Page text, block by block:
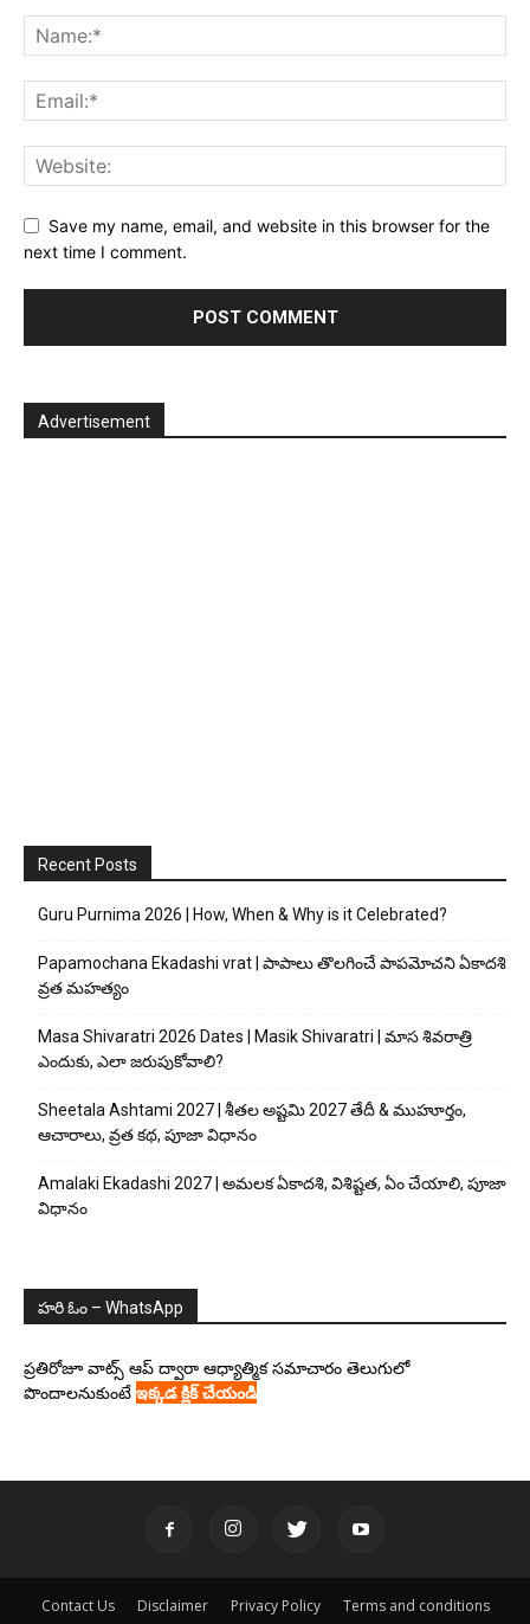
Save my name, email, and website in this browser for the
next time I comment.
Advertisement
Recent Posts
Guru Purnima 2026 | How, When & Why is it Celebrated?
Papamochana Ekadashi vrat | పాపాలు తొలగించే పాపమోచని ఏకాదశి
వ్రత మహత్యం
Masa Shivaratri 2026 Dates | Masik Shivaratri | మాస శివరాత్రి
ఎందుకు, ఎలా జరుపుకోవాలి?
Sheetala Ashtami 2027 | శీతల అష్టమి 2027 తేదీ & ముహూర్తం,
ఆచారాలు, వ్రత కథ, పూజా విధానం
Amalaki Ekadashi 2027 | అమలక ఏకాదశి, విశిష్టత, ఏం చేయాలి, పూజా
విధానం
హరి ఓం – WhatsApp
ప్రతిరోజూ వాట్స్ ఆప్ ద్వారా ఆధ్యాత్మిక సమాచారం తెలుగులో
పొందాలనుకుంటే ఇక్కడ క్లిక్ చేయండి
Contact Us Disclaimer Privacy Policy Terms and conditions